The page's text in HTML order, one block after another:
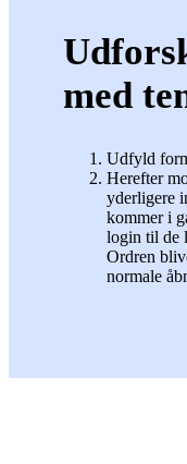
med
Udfyld
Herefter
yderligere
kommer i
login til de
Ordren
normale